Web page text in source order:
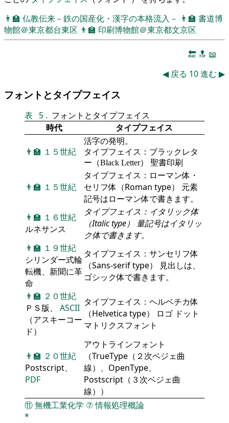
👨‍🏫 仏教伝来－鉄の国産化・漢字の本格流入－ 👨‍🏫 書道博
物館＠東京都台東区 👨‍🏫 印刷博物館＠東京都文京区
🔚 🔝 📖
◀ 戻る 10進む ▶
フォントとタイプフェイス
表 5 . フォントとタイプフェイス
時代
タイプフェイス
👨‍🏫 １５世紀
活字の発明。
タイプフェイス：ブラックレタ
ー（Black Letter） 聖書印刷
👨‍🏫 １５世紀
タイプフェイス：ローマン体・
セリフ体（Roman type） 元素
記号はローマン体で書きます。
👨‍🏫 １６世紀
ルネサンス
タイプフェイス：イタリック体
（Italic type） 量記号はイタリッ
ク体で書きます。
👨‍🏫 １９世紀
シリンダー式輪
転機、新聞に革
命
タイプフェイス：サンセリフ体
（Sans-serif type） 見出しは、
ゴシック体で書きます。
👨‍🏫 ２０世紀
ＰＳ版、 ASCII
（アスキーコー
ド）
タイプフェイス：ヘルベチカ体
（Helvetica type） ロゴ ドット
マトリクスフォント
👨‍🏫 ２０世紀
Postscript、
PDF
アウトラインフォント
（TrueType（２次ベジェ曲
線）、OpenType、
Postscript（３次ベジェ曲
線））
⑪無機工業化学 ⑦情報処理概論
*